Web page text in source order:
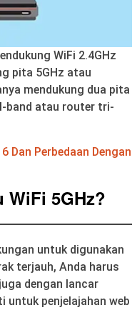
WiFi 2.4GHz
pita 5GHz atau
mendukung dua pita
band atau router tri-
Dan Perbedaan Dengan
WiFi 5GHz?
untuk digunakan
terjauh, Anda harus
dengan lancar
untuk penjelajahan web